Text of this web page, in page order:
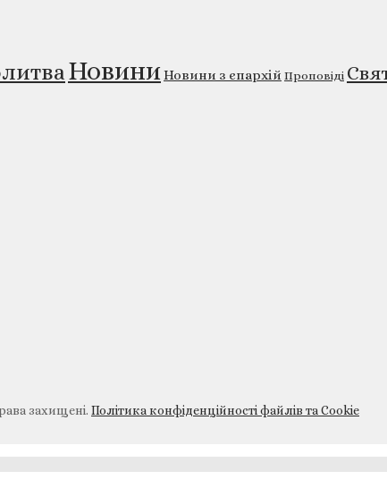
НовиниНовини з єпархій Проповіді
захищені. Політика конфіденційності файлів та Cookie